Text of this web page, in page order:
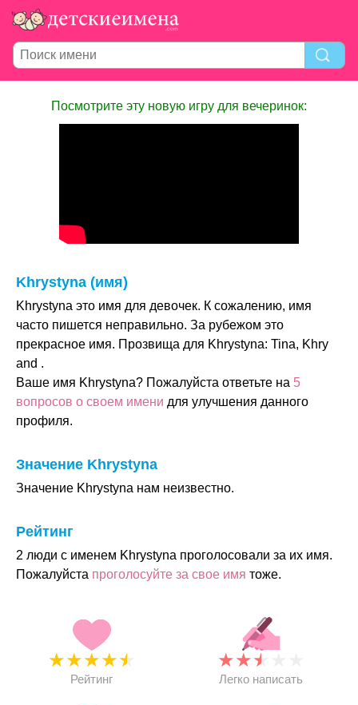
Посмотрите эту новую игру для вечеринок:
Khrystyna (имя)
Khrystyna это имя для девочек. К сожалению, имя
часто пишется неправильно. За рубежом это
прекрасное имя. Прозвища для Khrystyna: Tina, Khry
and .
Ваше имя Khrystyna? Пожалуйста ответьте на 5
вопросов о своем имени для улучшения данного
профиля.
Значение Khrystyna
Значение Khrystyna нам неизвестно.
Рейтинг
2 люди с именем Khrystyna проголосовали за их имя.
Пожалуйста проголосуйте за свое имя тоже.
★★★★★
Рейтинг
★★★
Легко написать